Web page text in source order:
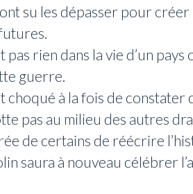
su les dépasser pour
pas rien dans la vie d’un
guerre.
choqué à la fois de constater
pas au milieu des autres
de certains de réécrire
saura à nouveau célébrer